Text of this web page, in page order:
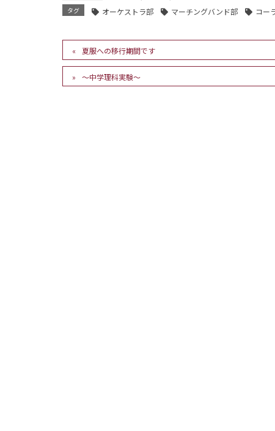
タグ オーケストラ部 マーチングバンド部 コー
夏服への移行期間です
～中学理科実験～